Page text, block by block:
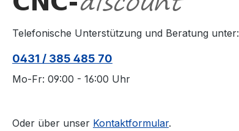
Telefonische Unterstützung und Beratung unter:
0431 / 385 485 70
Mo-Fr: 09:00 - 16:00 Uhr
Oder über unser Kontaktformular.